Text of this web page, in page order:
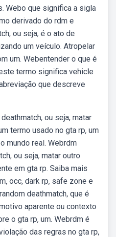
Webo que significa a sigla
derivado do rdm e
ou seja, é o ato de
um veículo. Atropelar
um. Webentender o que é
termo significa vehicle
que descreve
ou seja, matar
termo usado no gta rp, um
mundo real. Webrdm
ou seja, matar outro
em gta rp. Saiba mais
occ, dark rp, safe zone e
deathmatch, que é
aparente ou contexto
o gta rp, um. Webrdm é
das regras no gta rp,